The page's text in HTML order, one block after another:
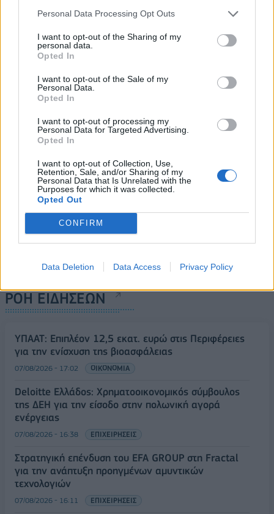
Personal Data Processing Opt Outs
I want to opt-out of the Sharing of my
personal data.
Opted In
I want to opt-out of the Sale of my
Personal Data.
Opted In
I want to opt-out of processing my
Personal Data for Targeted Advertising.
Opted In
I want to opt-out of Collection, Use,
Retention, Sale, and/or Sharing of my
Personal Data that Is Unrelated with the
Purposes for which it was collected.
Opted Out
CONFIRM
Data Deletion Data Access Privacy Policy
Φάρμα Μητσόπουλος:
Επενδύει 30 εκατ. ευρώ
για νέες μονάδες,
τεχνολογία και προϊόντα
25/06/2026 - 09:05
ΑΔΜΗΕ για τις ηλεκτρικές
διασυνδέσεις ελληνικών
ΡΟΗ ΕΙΔΗΣΕΩΝ
ΥΠΑΑΤ: Επιπλέον 12,5 εκατ. ευρώ στις Περιφέρειες
για την ενίσχυση της βιοασφάλειας
07/08/2026 - 17:02 ΟΙΚΟΝΟΜΙΑ
Deloitte Ελλάδος: Χρηματοοικονομικός σύμβουλος
της ΔΕΗ για την είσοδο στην πολωνική αγορά
ενέργειας
07/08/2026 - 16:38 ΕΠΙΧΕΙΡΗΣΕΙΣ
Στρατηγική επένδυση του EFA GROUP στη Fractal
για την ανάπτυξη προηγμένων αμυντικών
τεχνολογιών
07/08/2026 - 16:11 ΕΠΙΧΕΙΡΗΣΕΙΣ